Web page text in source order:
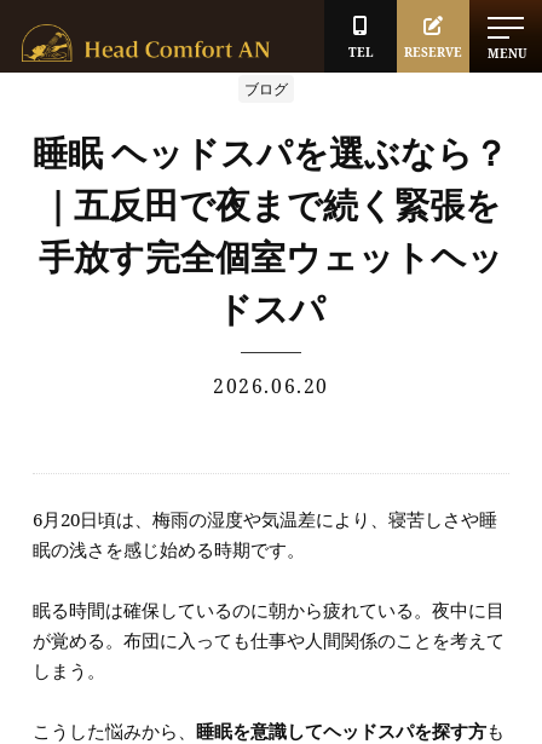
MENU
RESERVE
TEL
ブログ
睡眠 ヘッドスパを選ぶなら？
｜五反田で夜まで続く緊張を
手放す完全個室ウェットヘッ
ドスパ
2026.06.20
6月20日頃は、梅雨の湿度や気温差により、寝苦しさや睡
眠の浅さを感じ始める時期です。
眠る時間は確保しているのに朝から疲れている。夜中に目
が覚める。布団に入っても仕事や人間関係のことを考えて
しまう。
こうした悩みから、 睡眠を意識してヘッドスパを探す方も